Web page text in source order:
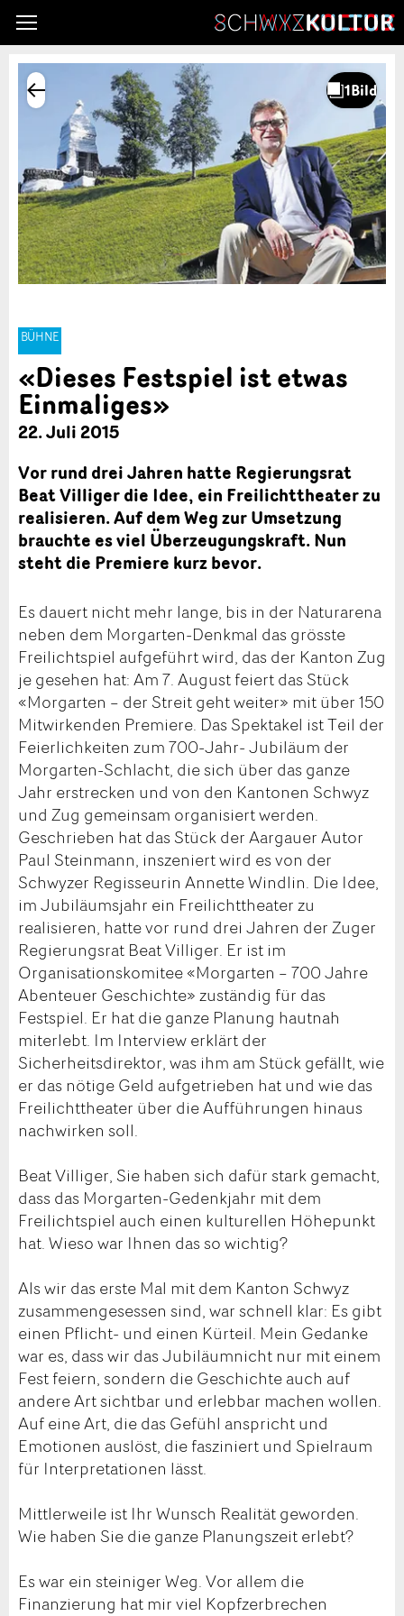
BÜHNE
«Dieses Festspiel ist etwas
Einmaliges»
22. Juli 2015
Vor rund drei Jahren hatte Regierungsrat
Beat Villiger die Idee, ein Freilichttheater zu
realisieren. Auf dem Weg zur Umsetzung
brauchte es viel Überzeugungskraft. Nun
steht die Premiere kurz bevor.
Es dauert nicht mehr lange, bis in der Naturarena
neben dem Morgarten-Denkmal das grösste
Freilichtspiel aufgeführt wird, das der Kanton Zug
je gesehen hat: Am 7. August feiert das Stück
«Morgarten – der Streit geht weiter» mit über 150
Mitwirkenden Premiere. Das Spektakel ist Teil der
Feierlichkeiten zum 700-Jahr- Jubiläum der
Morgarten-Schlacht, die sich über das ganze
Jahr erstrecken und von den Kantonen Schwyz
und Zug gemeinsam organisiert werden.
Geschrieben hat das Stück der Aargauer Autor
Paul Steinmann, inszeniert wird es von der
Schwyzer Regisseurin Annette Windlin. Die Idee,
im Jubiläumsjahr ein Freilichttheater zu
realisieren, hatte vor rund drei Jahren der Zuger
Regierungsrat Beat Villiger. Er ist im
Organisationskomitee «Morgarten – 700 Jahre
Abenteuer Geschichte» zuständig für das
Festspiel. Er hat die ganze Planung hautnah
miterlebt. Im Interview erklärt der
Sicherheitsdirektor, was ihm am Stück gefällt, wie
er das nötige Geld aufgetrieben hat und wie das
Freilichttheater über die Aufführungen hinaus
nachwirken soll.
Beat Villiger, Sie haben sich dafür stark gemacht,
dass das Morgarten-Gedenkjahr mit dem
Freilichtspiel auch einen kulturellen Höhepunkt
hat. Wieso war Ihnen das so wichtig?
Als wir das erste Mal mit dem Kanton Schwyz
zusammengesessen sind, war schnell klar: Es gibt
einen Pflicht- und einen Kürteil. Mein Gedanke
war es, dass wir das Jubiläumnicht nur mit einem
Fest feiern, sondern die Geschichte auch auf
andere Art sichtbar und erlebbar machen wollen.
Auf eine Art, die das Gefühl anspricht und
Emotionen auslöst, die fasziniert und Spielraum
für Interpretationen lässt.
Mittlerweile ist Ihr Wunsch Realität geworden.
Wie haben Sie die ganze Planungszeit erlebt?
Es war ein steiniger Weg. Vor allem die
Finanzierung hat mir viel Kopfzerbrechen